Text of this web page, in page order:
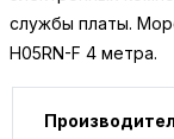
службы платы.
H05RN-F 4 метра.